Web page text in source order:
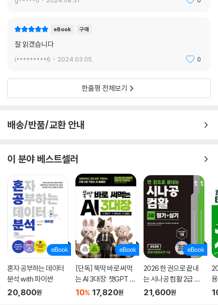
08장: 좋은 리액트 코드 작성을 위한 환경 구축하기
__8.1.1 ESLint 살펴보기
__8.1.2 eslint-plugin과 eslint-config
__8.1.5 정리
__8.2.2 자바스크립트 테스트의 기초
__8.2.3 리액트 컴포넌트 테스트 코드 작성하기
__8.2.4 사용자 정의 훅 테스트하기
__8.2.5 테스트를 작성하기에 앞서 고려해야 할 점
__8.2.6 그 밖에 해볼 만한 여러 가지 테스트
__8.2.7 정리
09장: 모던 리액트 개발 도구로 개발 및 배포 환경 구축하기
9.1 Next.js로 리액트 개발 환경 구축하기
__9.1.1 create-next-app 없이 하나씩 구축하기
__9.1.2 tsconfig.json 작성하기
eBook 구매
잘 읽겠습니다
i*********6 2024.03.05. 0
한줄평 전체보기
배송/반품/교환 안내
이 분야 베스트셀러
혼자 공부하는 데이터
분석 with 파이썬
20,800원
[단독] 뚝딱 바로 써먹
는 AI 3대장: 챗GPT ·
제미나이 · 클로드
10% 17,820원
2026 한 권으로 끝내
는 시나공 컴활 2급 필
기+실기
21,600원